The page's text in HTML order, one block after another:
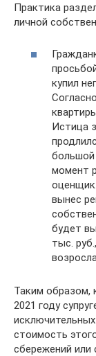
Практика
личной
купил
Истица
большой
момент
вынес
будет
тыс.
Таким образом,
2021 году
стоимость
сбережений